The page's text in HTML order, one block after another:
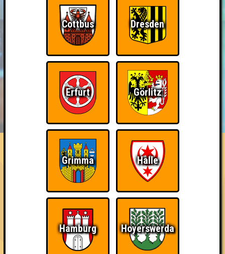
HIGHSCORE RESERVIERUNG
FAQ ÜBER UNS
Wiederzehn macht Freude
Nehmt an zehn Quizlaboren teil
~ Noch nicht erreicht ~
Cottbus Dresden
Erfurt Görlitz
Grimma Halle
Hamburg Hoyerswerda